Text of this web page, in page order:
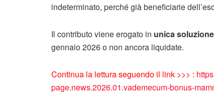
indeterminato, perché già beneficiarie
Il contributo viene erogato in unica soluzione
gennaio 2026 o non ancora liquidate.
Continua la lettura seguendo il link >>> :
page.news.2026.01.vademecum-bonus-